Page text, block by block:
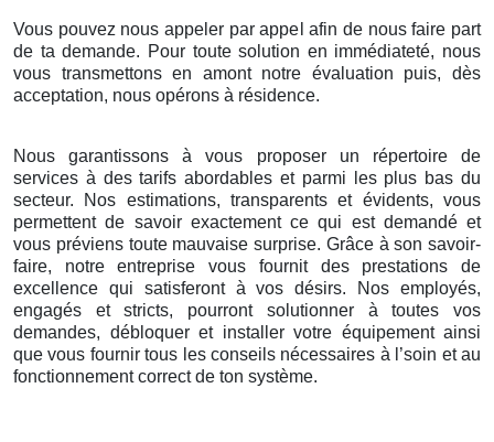
Vous pouvez nous appeler par appel afin de nous faire part
de ta demande. Pour toute solution en immédiateté, nous
vous transmettons en amont notre évaluation puis, dès
acceptation, nous opérons à résidence.
Nous garantissons à vous proposer un répertoire de
services à des tarifs abordables et parmi les plus bas du
secteur. Nos estimations, transparents et évidents, vous
permettent de savoir exactement ce qui est demandé et
vous préviens toute mauvaise surprise. Grâce à son savoir-
faire, notre entreprise vous fournit des prestations de
excellence qui satisferont à vos désirs. Nos employés,
engagés et stricts, pourront solutionner à toutes vos
demandes, débloquer et installer votre équipement ainsi
que vous fournir tous les conseils nécessaires à l’soin et au
fonctionnement correct de ton système.